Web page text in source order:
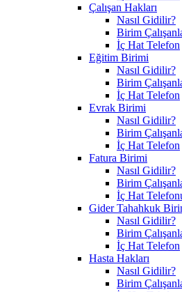
Çalışan Hakları
Nasıl Gidilir?
Birim
İç Hat Telefon
Eğitim Birimi
Nasıl Gidilir?
Birim
İç Hat Telefon
Evrak Birimi
Nasıl Gidilir?
Birim
İç Hat Telefon
Fatura Birimi
Nasıl Gidilir?
Birim
İç Hat
Gider Tahahkuk
Nasıl Gidilir?
Birim
İç Hat Telefon
Hasta Hakları
Nasıl Gidilir?
Birim